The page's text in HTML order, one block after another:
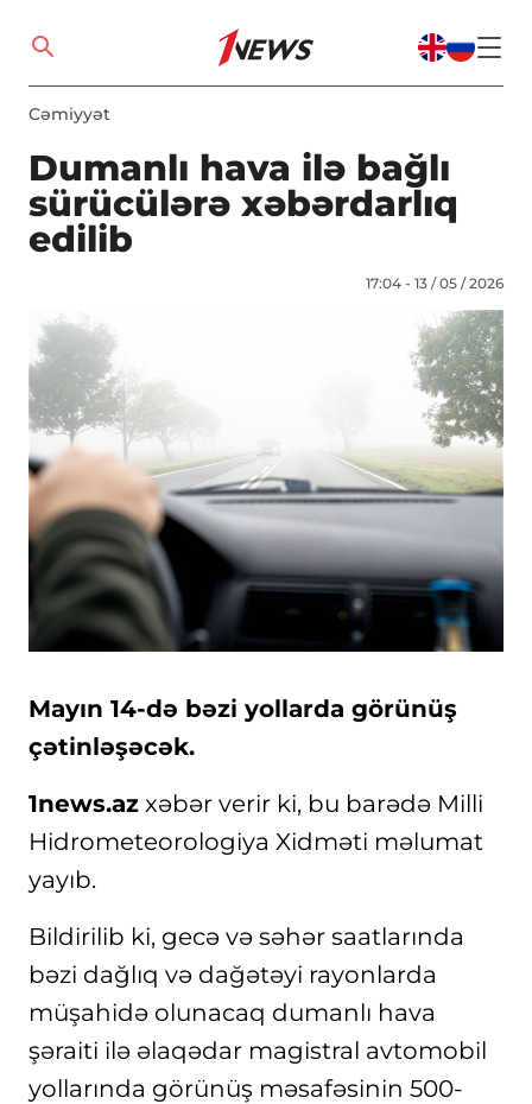
Cəmiyyət
Dumanlı hava ilə bağlı
sürücülərə xəbərdarlıq
edilib
17:04 - 13 / 05 / 2026
Mayın 14-də bəzi yollarda görünüş
çətinləşəcək.
1news.az xəbər verir ki, bu barədə Milli
Hidrometeorologiya Xidməti məlumat
yayıb.
Bildirilib ki, gecə və səhər saatlarında
bəzi dağlıq və dağətəyi rayonlarda
müşahidə olunacaq dumanlı hava
şəraiti ilə əlaqədar magistral avtomobil
yollarında görünüş məsafəsinin 500-